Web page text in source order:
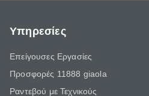
Υπηρεσίες
Επείγουσες Εργασίες
Προσφορές 11888 giaola
Ραντεβού με Τεχνικούς